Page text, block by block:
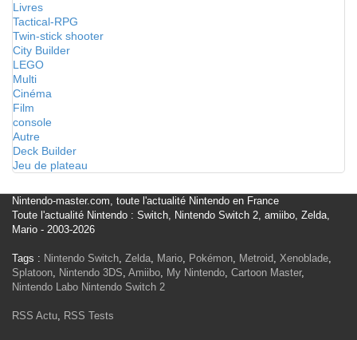
Livres
Tactical-RPG
Twin-stick shooter
City Builder
LEGO
Multi
Cinéma
Film
console
Autre
Deck Builder
Jeu de plateau
Nintendo-master.com, toute l'actualité Nintendo en France
Toute l'actualité Nintendo : Switch, Nintendo Switch 2, amiibo, Zelda,
Mario - 2003-2026
Tags : Nintendo Switch, Zelda, Mario, Pokémon, Metroid, Xenoblade,
Splatoon, Nintendo 3DS, Amiibo, My Nintendo, Cartoon Master,
Nintendo Labo Nintendo Switch 2
RSS Actu, RSS Tests